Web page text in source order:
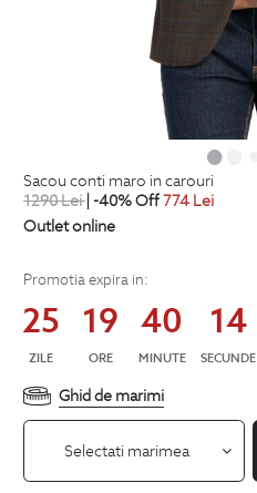
sacou conti maro in carouri
1290Lei| -40% Off774 Lei
Outlet online
Promotia expira in:
25
ZILE
19
ORE
40
MINUTE
13
SECUNDE
Ghid de marimi
Selectati marimea